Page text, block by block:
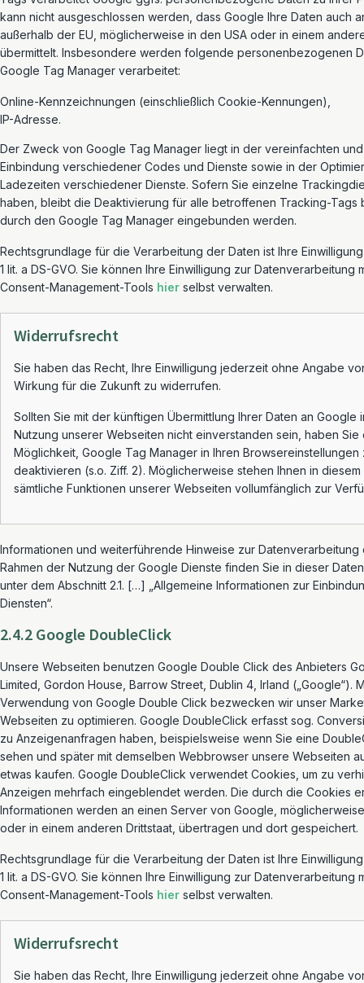
kann nicht ausgeschlossen werden, dass Google Ihre Daten auch
außerhalb der EU, möglicherweise in den USA oder in einem
übermittelt. Insbesondere werden folgende personenbezogenen
Google Tag Manager verarbeitet:
Online-Kennzeichnungen (einschließlich Cookie-Kennungen),
IP-Adresse.
Der Zweck von Google Tag Manager liegt in der vereinfachten
Einbindung verschiedener Codes und Dienste sowie in der
Ladezeiten verschiedener Dienste. Sofern Sie einzelne
haben, bleibt die Deaktivierung für alle betroffenen Tracking-Tags
durch den Google Tag Manager eingebunden werden.
Rechtsgrundlage für die Verarbeitung der Daten ist Ihre
1 lit. a DS-GVO. Sie können Ihre Einwilligung zur Datenverarbeitung
Consent-Management-Tools hier selbst verwalten.
Widerrufsrecht
Sie haben das Recht, Ihre Einwilligung jederzeit ohne Angabe
Wirkung für die Zukunft zu widerrufen.
Sollten Sie mit der künftigen Übermittlung Ihrer Daten an Google
Nutzung unserer Webseiten nicht einverstanden sein, haben Sie
Möglichkeit, Google Tag Manager in Ihren Browsereinstellungen
deaktivieren (s.o. Ziff. 2). Möglicherweise stehen Ihnen in diesem
sämtliche Funktionen unserer Webseiten vollumfänglich zur
Informationen und weiterführende Hinweise zur Datenverarbeitung
Rahmen der Nutzung der Google Dienste finden Sie in dieser
unter dem Abschnitt 2.1. […] „Allgemeine Informationen zur
Diensten“.
2.4.2 Google DoubleClick
Unsere Webseiten benutzen Google Double Click des Anbieters
Limited, Gordon House, Barrow Street, Dublin 4, Irland („Google“).
Verwendung von Google Double Click bezwecken wir unser
Webseiten zu optimieren. Google DoubleClick erfasst sog.
zu Anzeigenanfragen haben, beispielsweise wenn Sie eine
sehen und später mit demselben Webbrowser unsere Webseiten
etwas kaufen. Google DoubleClick verwendet Cookies, um zu
Anzeigen mehrfach eingeblendet werden. Die durch die Cookies
Informationen werden an einen Server von Google,
oder in einem anderen Drittstaat, übertragen und dort gespeichert.
Rechtsgrundlage für die Verarbeitung der Daten ist Ihre
1 lit. a DS-GVO. Sie können Ihre Einwilligung zur Datenverarbeitung
Consent-Management-Tools hier selbst verwalten.
Widerrufsrecht
Sie haben das Recht, Ihre Einwilligung jederzeit ohne Angabe